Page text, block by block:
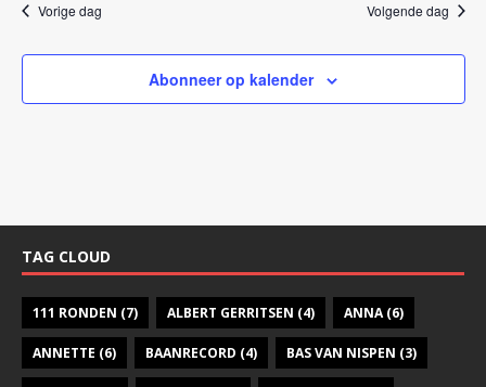
e
n
g
t
i
e
Vorige dag Volgende dag
Abonneer op kalender
TAG CLOUD
111 RONDEN (7) ALBERT GERRITSEN (4) ANNA(6)
ANNETTE (6) BAANRECORD (4) BAS VAN NISPEN (3)